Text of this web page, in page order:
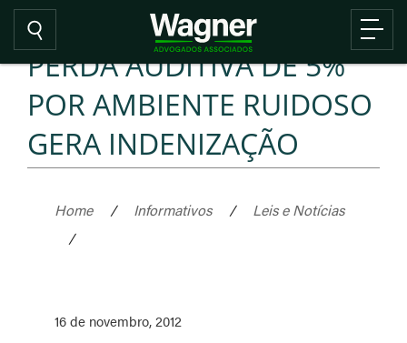
PERDA AUDITIVA DE 5%
POR AMBIENTE RUIDOSO
GERA INDENIZAÇÃO
Home / Informativos /
Leis e Notícias
/
16 de novembro, 2012